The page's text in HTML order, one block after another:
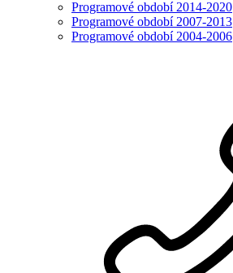
Programové období 2014-2020
Programové období 2007-2013
Programové období 2004-2006